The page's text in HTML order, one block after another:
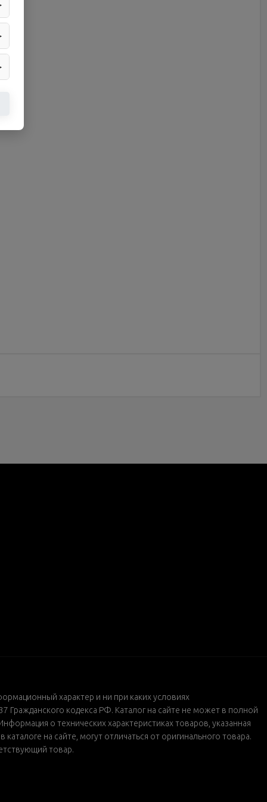
характер и ни при каких условиях
кодекса РФ. Каталог на сайте не может в полной
о технических характеристиках товаров, указанная
на сайте, могут отличаться от оригинального товара.
товар.